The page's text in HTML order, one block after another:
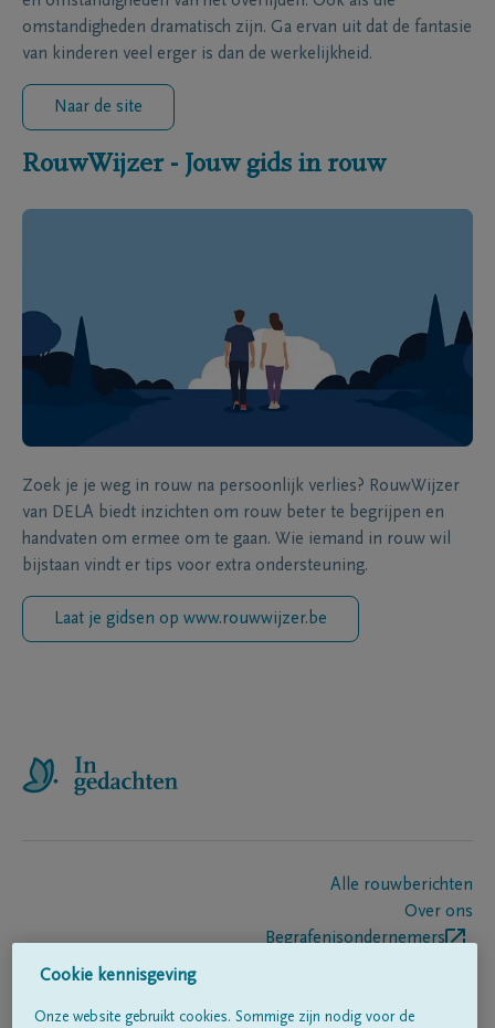
omstandigheden dramatisch zijn. Ga ervan uit dat de fantasie
van kinderen veel erger is dan de werkelijkheid.
Naar de site
RouwWijzer - Jouw gids in rouw
Zoek je je weg in rouw na persoonlijk verlies? RouwWijzer
van DELA biedt inzichten om rouw beter te begrijpen en
handvaten om ermee om te gaan. Wie iemand in rouw wil
bijstaan vindt er tips voor extra ondersteuning.
Laat je gidsen op www.rouwwijzer.be
Alle rouwberichten
Over ons
Begrafenisondernemers
Cookie kennisgeving
Onze website gebruikt cookies. Sommige zijn nodig voor de